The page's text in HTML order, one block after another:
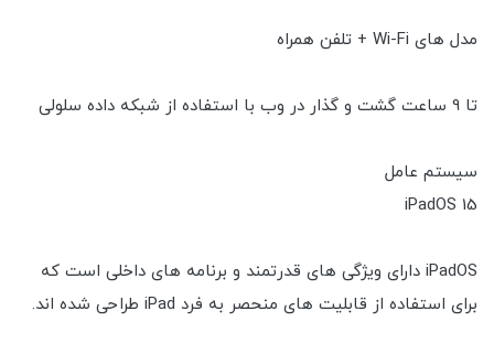
مدل های Wi-Fi + تلفن همراه
تا 9 ساعت گشت و گذار در وب با استفاده از شبکه داده سلولی
سیستم عامل
iPadOS 15
iPadOS دارای ویژگی های قدرتمند و برنامه های داخلی است که
برای استفاده از قابلیت های منحصر به فرد iPad طراحی شده اند.